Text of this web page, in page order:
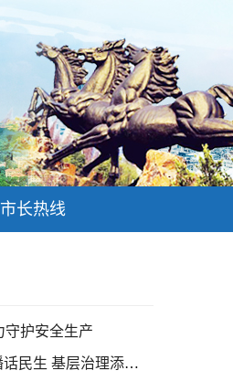
市长热线
守护安全生产
马鞍山花山区：社区直播话民生 基层治理添活力